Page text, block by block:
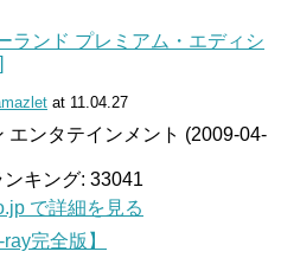
ランド プレミアム・エディシ
at 11.04.27
エンタテインメント (2009-04-
キング: 33041
で詳細を見る
完全版】